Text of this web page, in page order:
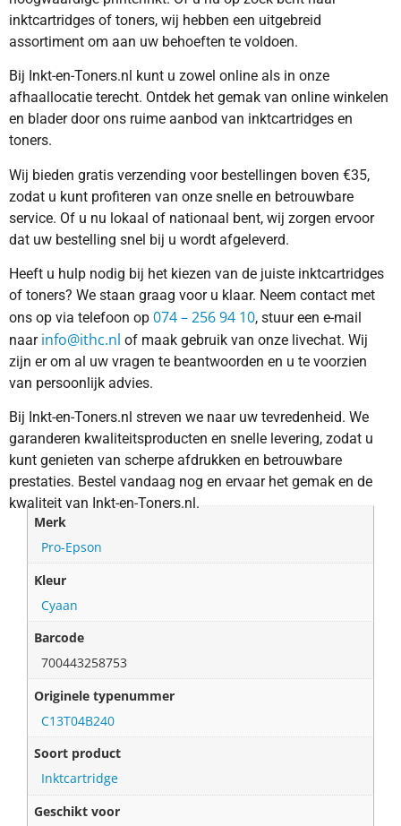
inktcartridges of toners, wij hebben een uitgebreid
assortiment om aan uw behoeften te voldoen.
Bij Inkt-en-Toners.nl kunt u zowel online als in onze
afhaallocatie terecht. Ontdek het gemak van online winkelen
en blader door ons ruime aanbod van inktcartridges en
toners.
Wij bieden gratis verzending voor bestellingen boven €35,
zodat u kunt profiteren van onze snelle en betrouwbare
service. Of u nu lokaal of nationaal bent, wij zorgen ervoor
dat uw bestelling snel bij u wordt afgeleverd.
Heeft u hulp nodig bij het kiezen van de juiste inktcartridges
of toners? We staan graag voor u klaar. Neem contact met
ons op via telefoon op 074 – 256 94 10, stuur een e-mail
naar info@ithc.nl of maak gebruik van onze livechat. Wij
zijn er om al uw vragen te beantwoorden en u te voorzien
van persoonlijk advies.
Bij Inkt-en-Toners.nl streven we naar uw tevredenheid. We
garanderen kwaliteitsproducten en snelle levering, zodat u
kunt genieten van scherpe afdrukken en betrouwbare
prestaties. Bestel vandaag nog en ervaar het gemak en de
kwaliteit van Inkt-en-Toners.nl.
Merk
Pro-Epson
Kleur
Cyaan
Barcode
700443258753
Originele typenummer
C13T04B240
Soort product
Inktcartridge
Geschikt voor